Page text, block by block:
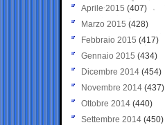
Aprile 2015 (407)
Marzo 2015 (428)
Febbraio 2015 (417)
Gennaio 2015 (434)
Dicembre 2014 (454)
Novembre 2014 (437)
Ottobre 2014 (440)
Settembre 2014 (450)